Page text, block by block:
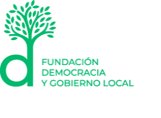
Saltar
al
contenido